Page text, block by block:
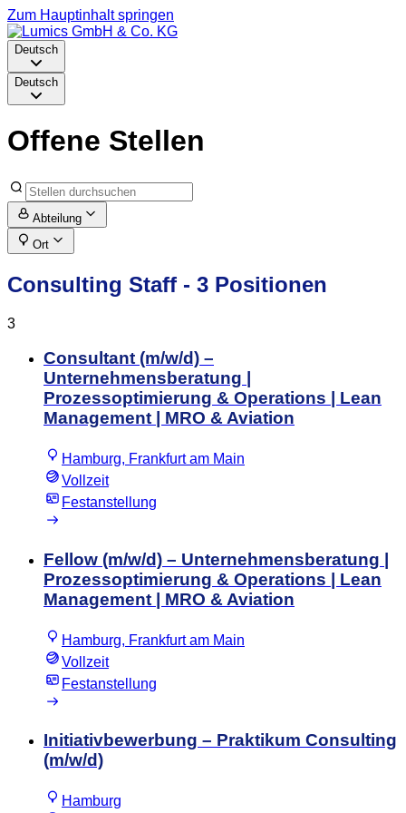
Zum Hauptinhalt springen
Deutsch
Deutsch
Offene Stellen
Abteilung
Ort
Consulting Staff - 3 Positionen
3
Consultant (m/w/d) –
Unternehmensberatung |
Prozessoptimierung & Operations | Lean
Management | MRO & Aviation
Hamburg, Frankfurt am Main
Vollzeit
Festanstellung
Fellow (m/w/d) – Unternehmensberatung |
Prozessoptimierung & Operations | Lean
Management | MRO & Aviation
Hamburg, Frankfurt am Main
Vollzeit
Festanstellung
Initiativbewerbung – Praktikum Consulting
(m/w/d)
Hamburg